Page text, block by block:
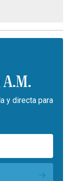
y directa para